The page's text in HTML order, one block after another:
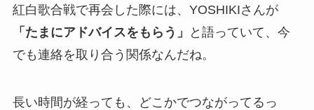
紅白歌合戦で再会した際には、YOSHIKIさんが
「たまにアドバイスをもらう」
と語っていて、今
でも連絡を取り合う関係なんだね。
長い時間が経っても、どこかでつながってるっ